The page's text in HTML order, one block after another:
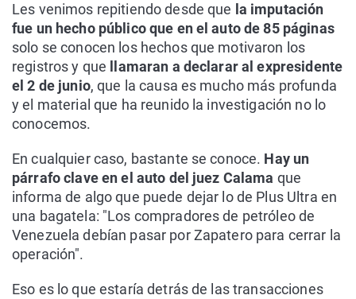
Les venimos repitiendo desde que la imputación
fue un hecho público que en el auto de 85 páginas
solo se conocen los hechos que motivaron los
registros y que llamaran a declarar al expresidente
el 2 de junio, que la causa es mucho más profunda
y el material que ha reunido la investigación no lo
conocemos.
En cualquier caso, bastante se conoce. Hay un
párrafo clave en el auto del juez Calama que
informa de algo que puede dejar lo de Plus Ultra en
una bagatela: "Los compradores de petróleo de
Venezuela debían pasar por Zapatero para cerrar la
operación".
Eso es lo que estaría detrás de las transacciones